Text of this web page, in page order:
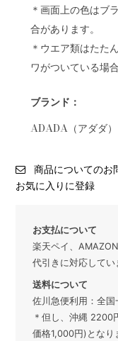
＊画面上の色はブ
合があります。
＊ウエア類はたた
ワがついている場
ブランド：
ADADA（アダダ）
商品についてのお
お気に入りに登録
お支払について
楽天ペイ、
代引きに対応してい
送料について
佐川急便利用：全
＊但し、沖縄 2200
価格1,000円)となり